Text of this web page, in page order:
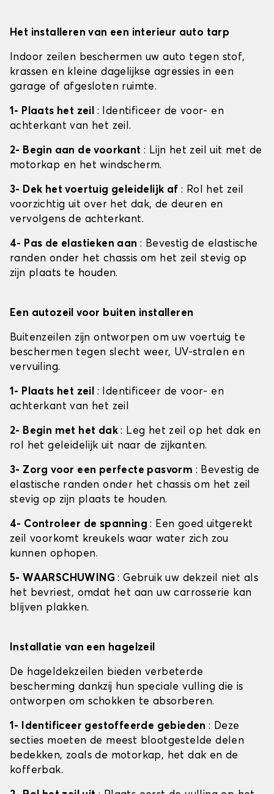
Het installeren van een interieur auto tarp
Indoor zeilen beschermen uw auto tegen stof,
krassen en kleine dagelijkse agressies in een
garage of afgesloten ruimte.
1- Plaats het zeil : Identificeer de voor- en
achterkant van het zeil.
2- Begin aan de voorkant : Lijn het zeil uit met de
motorkap en het windscherm.
3- Dek het voertuig geleidelijk af : Rol het zeil
voorzichtig uit over het dak, de deuren en
vervolgens de achterkant.
4- Pas de elastieken aan : Bevestig de elastische
randen onder het chassis om het zeil stevig op
zijn plaats te houden.
Een autozeil voor buiten installeren
Buitenzeilen zijn ontworpen om uw voertuig te
beschermen tegen slecht weer, UV-stralen en
vervuiling.
1- Plaats het zeil : Identificeer de voor- en
achterkant van het zeil
2- Begin met het dak: Leg het zeil op het dak en
rol het geleidelijk uit naar de zijkanten.
3- Zorg voor een perfecte pasvorm : Bevestig de
elastische randen onder het chassis om het zeil
stevig op zijn plaats te houden.
4- Controleer de spanning: Een goed uitgerekt
zeil voorkomt kreukels waar water zich zou
kunnen ophopen.
5- WAARSCHUWING: Gebruik uw dekzeil niet als
het bevriest, omdat het aan uw carrosserie kan
blijven plakken.
Installatie van een hagelzeil
De hageldekzeilen bieden verbeterde
bescherming dankzij hun speciale vulling die is
ontworpen om schokken te absorberen.
1- Identificeer gestoffeerde gebieden: Deze
secties moeten de meest blootgestelde delen
bedekken, zoals de motorkap, het dak en de
kofferbak.